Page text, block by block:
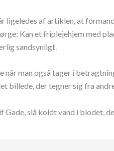
ligeledes af artiklen, at
Kan et friplejehjem med
sandsynligt.
når man også tager i
billede, der tegner sig fra
Gade, slå koldt vand i blodet,